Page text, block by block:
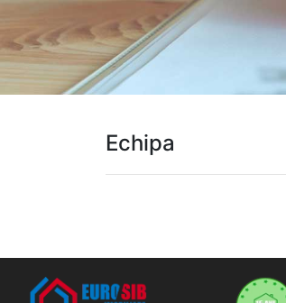
Echipa